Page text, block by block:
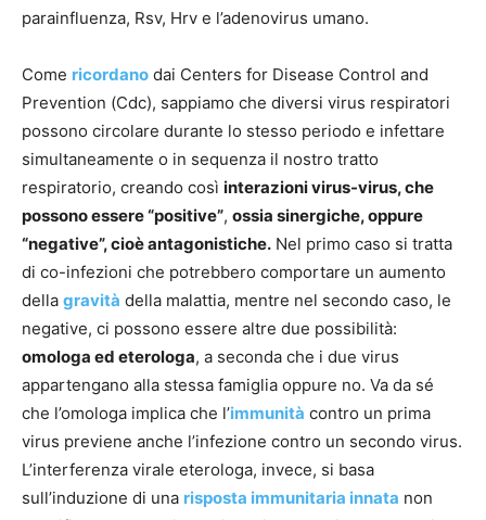
parainfluenza, Rsv, Hrv e l’adenovirus umano.
Come ricordano dai Centers for Disease Control and
Prevention (Cdc), sappiamo che diversi virus respiratori
possono circolare durante lo stesso periodo e infettare
simultaneamente o in sequenza il nostro tratto
respiratorio, creando così interazioni virus-virus, che
possono essere “positive”, ossia sinergiche, oppure
“negative”, cioè antagonistiche. Nel primo caso si tratta
di co-infezioni che potrebbero comportare un aumento
della gravità della malattia, mentre nel secondo caso, le
negative, ci possono essere altre due possibilità:
omologa ed eterologa, a seconda che i due virus
appartengano alla stessa famiglia oppure no. Va da sé
che l’omologa implica che l’immunità contro un prima
virus previene anche l’infezione contro un secondo virus.
L’interferenza virale eterologa, invece, si basa
sull’induzione di una risposta immunitaria innata non